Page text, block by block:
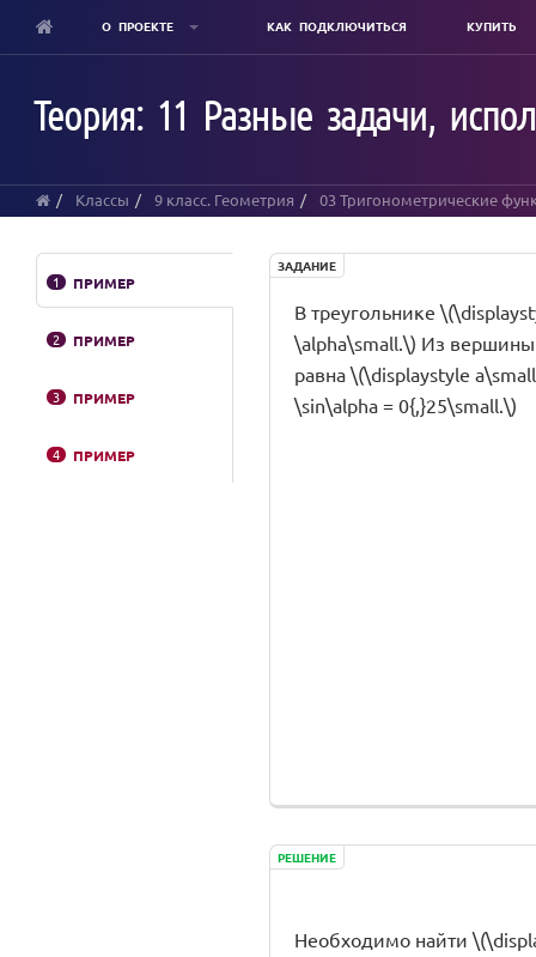
content
О ПРОЕКТЕ КАК ПОДКЛЮЧИТЬСЯ КУПИТЬ
Теория: 11 Разные задачи,
Классы 9 класс. Геометрия 03 Тригонометрические
1 ПРИМЕР
2 ПРИМЕР
3 ПРИМЕР
4 ПРИМЕР
ЗАДАНИЕ
В треугольнике
\alpha\small.\) Из вершины
равна \(\displaystyle
\sin\alpha = 0{,}25\small.\)
РЕШЕНИЕ
Необходимо найти